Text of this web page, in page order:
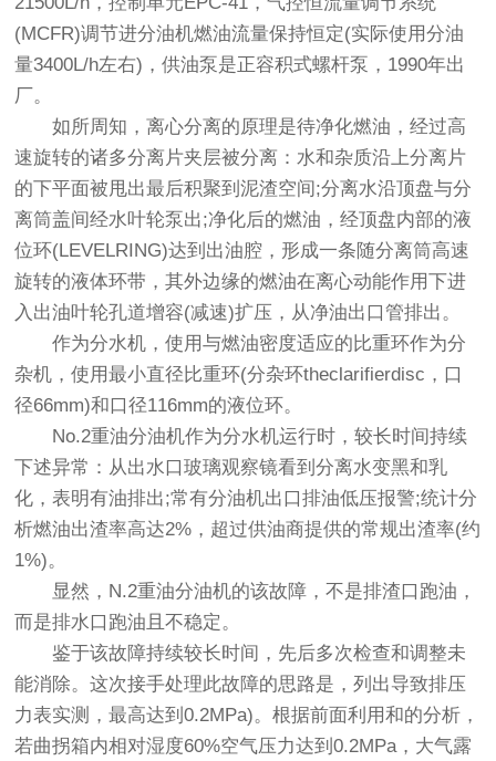
(MCFR)调节进分油机燃油流量保持恒定(实际使用分油
量3400L/h左右)，供油泵是正容积式螺杆泵，1990年出
厂。
如所周知，离心分离的原理是待净化燃油，经过高
速旋转的诸多分离片夹层被分离：水和杂质沿上分离片
的下平面被甩出最后积聚到泥渣空间;分离水沿顶盘与分
离筒盖间经水叶轮泵出;净化后的燃油，经顶盘内部的液
位环(LEVELRING)达到出油腔，形成一条随分离筒高速
旋转的液体环带，其外边缘的燃油在离心动能作用下进
入出油叶轮孔道增容(减速)扩压，从净油出口管排出。
作为分水机，使用与燃油密度适应的比重环作为分
杂机，使用最小直径比重环(分杂环theclarifierdisc，口
径66mm)和口径116mm的液位环。
No.2重油分油机作为分水机运行时，较长时间持续
下述异常：从出水口玻璃观察镜看到分离水变黑和乳
化，表明有油排出;常有分油机出口排油低压报警;统计分
析燃油出渣率高达2%，超过供油商提供的常规出渣率(约
1%)。
显然，N.2重油分油机的该故障，不是排渣口跑油，
而是排水口跑油且不稳定。
鉴于该故障持续较长时间，先后多次检查和调整未
能消除。这次接手处理此故障的思路是，列出导致排压
力表实测，最高达到0.2MPa)。根据前面利用和的分析，
若曲拐箱内相对湿度60%空气压力达到0.2MPa，大气露